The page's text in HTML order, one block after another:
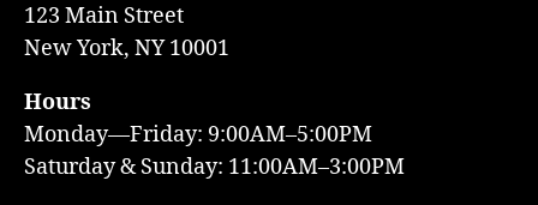
123 Main Street
New York, NY 10001
Hours
Monday—Friday: 9:00AM–5:00PM
Saturday & Sunday: 11:00AM–3:00PM